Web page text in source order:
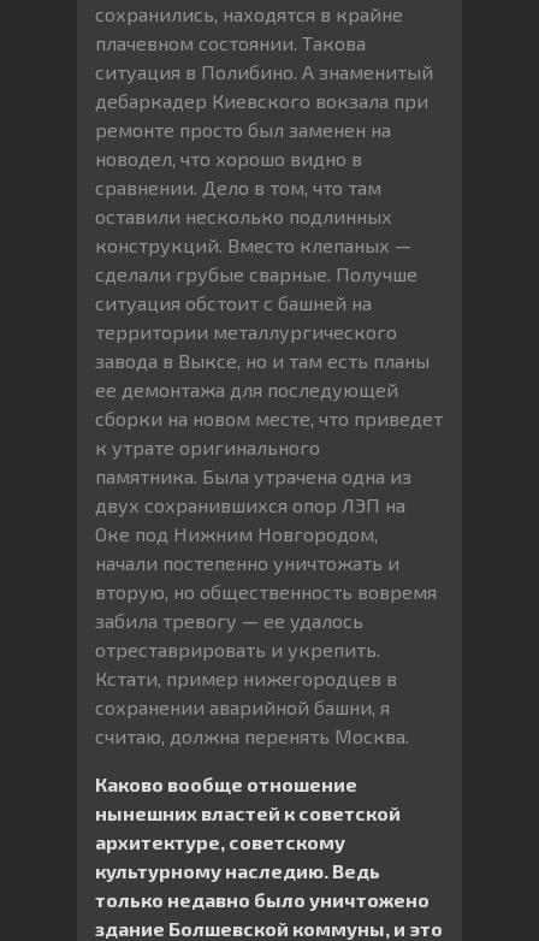
сохранились, находятся в крайне
плачевном состоянии. Такова
ситуация в Полибино. А знаменитый
дебаркадер Киевского вокзала при
ремонте просто был заменен на
новодел, что хорошо видно в
сравнении. Дело в том, что там
оставили несколько подлинных
конструкций. Вместо клепаных —
сделали грубые сварные. Получше
ситуация обстоит с башней на
территории металлургического
завода в Выксе, но и там есть планы
ее демонтажа для последующей
сборки на новом месте, что приведет
к утрате оригинального
памятника. Была утрачена одна из
двух сохранившихся опор ЛЭП на
Оке под Нижним Новгородом,
начали постепенно уничтожать и
вторую, но общественность вовремя
забила тревогу — ее удалось
отреставрировать и укрепить.
Кстати, пример нижегородцев в
сохранении аварийной башни, я
считаю, должна перенять Москва.
Каково вообще отношение
нынешних властей к советской
архитектуре, советскому
культурному наследию. Ведь
только недавно было уничтожено
здание Болшевской коммуны, и это